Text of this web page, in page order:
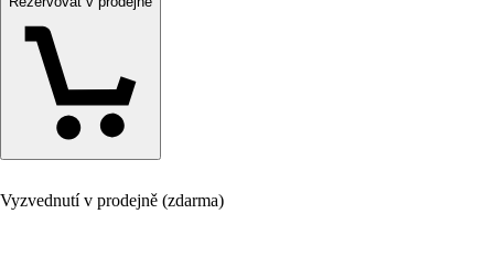
Vyzvednutí v prodejně (zdarma)